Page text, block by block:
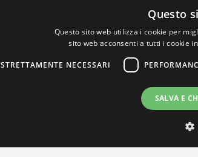
Questo
Questo sito web utilizza i cookie per
sito web acconsenti a tutti i cookie
STRETTAMENTE NECESSARI
SALVA E